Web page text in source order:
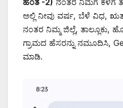
ಹಂತ -2) ನಂತರ ನಿಮಗೆ ಕೆಳಗೆ
ಅಲ್ಲಿ ನೀವು ವರ್ಷ, ಬೆಳೆ ವಿಧ,
ನಂತರ ನಿಮ್ಮ ಜಿಲ್ಲೆ, ತಾಲ್ಲೂಕು,
ಗ್ರಾಮದ ಹೆಸರನ್ನು ನಮೂದಿಸಿ,
ಮಾಡಿ.